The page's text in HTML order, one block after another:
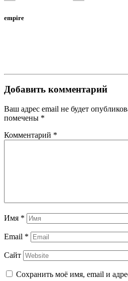
empire
Добавить комментарий
Ваш адрес email не будет
помечены *
Комментарий *
Имя *
Email *
Сайт
Сохранить моё имя, email и